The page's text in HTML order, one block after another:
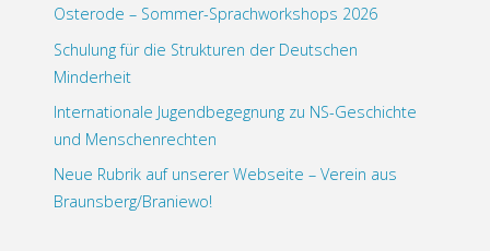
Osterode – Sommer-Sprachworkshops 2026
Schulung für die Strukturen der Deutschen
Minderheit
Internationale Jugendbegegnung zu NS-Geschichte
und Menschenrechten
Neue Rubrik auf unserer Webseite – Verein aus
Braunsberg/Braniewo!